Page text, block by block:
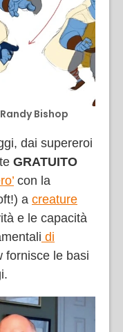
Bishop
dai supereroi
GRATUITO
con la
a creature
e le capacità
di
fornisce le basi